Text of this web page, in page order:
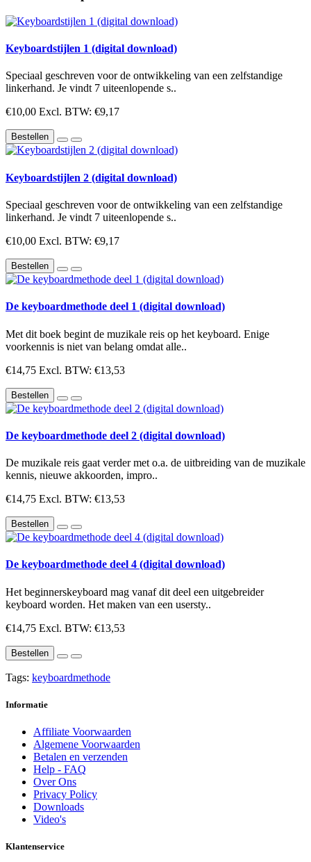
Keyboardstijlen 1 (digital download)
Speciaal geschreven voor de ontwikkeling van een zelfstandige
linkerhand. Je vindt 7 uiteenlopende s..
€10,00 Excl. BTW: €9,17
Bestellen
Keyboardstijlen 2 (digital download)
Speciaal geschreven voor de ontwikkeling van een zelfstandige
linkerhand. Je vindt 7 uiteenlopende s..
€10,00 Excl. BTW: €9,17
Bestellen
De keyboardmethode deel 1 (digital download)
Met dit boek begint de muzikale reis op het keyboard. Enige
voorkennis is niet van belang omdat alle..
€14,75 Excl. BTW: €13,53
Bestellen
De keyboardmethode deel 2 (digital download)
De muzikale reis gaat verder met o.a. de uitbreiding van de muzikale
kennis, nieuwe akkoorden, impro..
€14,75 Excl. BTW: €13,53
Bestellen
De keyboardmethode deel 4 (digital download)
Het beginnerskeyboard mag vanaf dit deel een uitgebreider
keyboard worden. Het maken van een usersty..
€14,75 Excl. BTW: €13,53
Bestellen
Tags: keyboardmethode
Informatie
Affiliate Voorwaarden
Algemene Voorwaarden
Betalen en verzenden
Help - FAQ
Over Ons
Privacy Policy
Downloads
Video's
Klantenservice